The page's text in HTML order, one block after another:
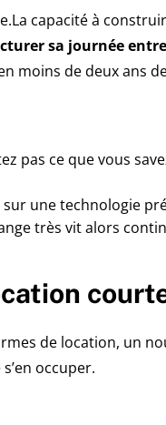
capacité à
sa journée entre
moins de deux ans
pas ce que vous
sur une technologie
très vit alors
de location, un
occuper.